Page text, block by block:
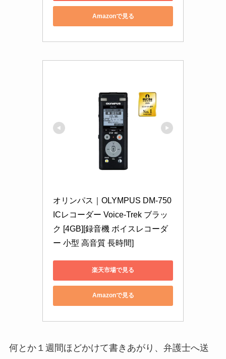
Amazonで見る
オリンパス｜OLYMPUS DM-750
ICレコーダー Voice-Trek ブラッ
ク [4GB][録音機 ボイスレコーダ
ー 小型 高音質 長時間]
楽天市場で見る
Amazonで見る
何とか１週間ほどかけて書きあがり、弁護士へ送